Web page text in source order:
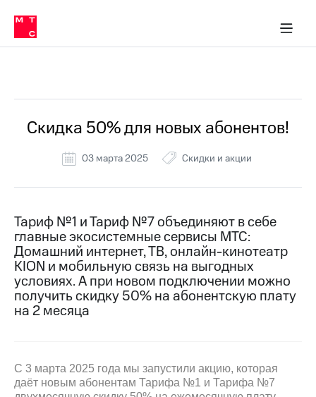
связь
Сервисы и подписки
30% на связь
кабинеты
Мобильная
и
Спутниковое
ТВ
Деньги
связь
Перенести
номер
в МТС
Тарифы
Услуги
Семейная
группа
в МТС
Услуги
Роуминг
кабинет
Скачать
приложение
Мой
МТС
Акции
Скидка 30%
RED,
РИИЛ
Скидка 50% для новых абонентов!
03 марта 2025 Скидки и акции
Тариф №1 и Тариф №7 объединяют в себе
главные экосистемные сервисы МТС:
Домашний интернет, ТВ, онлайн-кинотеатр
KION и мобильную связь на выгодных
условиях. А при новом подключении можно
получить скидку 50% на абонентскую плату
на 2 месяца
C 3 марта 2025 года мы запустили акцию, которая
даёт новым абонентам Тарифа №1 и Тарифа №7